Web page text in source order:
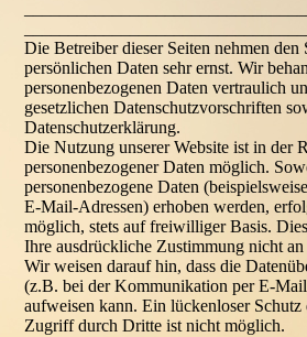
Die Betreiber dieser Seiten nehmen den
persönlichen Daten sehr ernst. Wir
personenbezogenen Daten vertraulich
gesetzlichen Datenschutzvorschriften
Datenschutzerklärung.
Die Nutzung unserer Website ist in der
personenbezogener Daten möglich.
personenbezogene Daten
E-Mail-Adressen) erhoben werden,
möglich, stets auf freiwilliger Basis.
Ihre ausdrückliche Zustimmung nicht
Wir weisen darauf hin, dass die
(z.B. bei der Kommunikation per E-
aufweisen kann. Ein lückenloser
Zugriff durch Dritte ist nicht möglich.